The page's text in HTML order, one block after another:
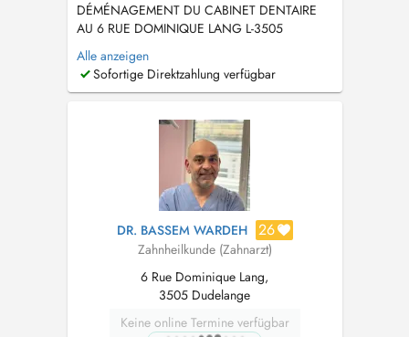
DÉMÉNAGEMENT DU CABINET DENTAIRE
AU 6 RUE DOMINIQUE LANG L-3505
DUDELANGE A PARTIR DU 15/06/2026
URGENCE SOIR/WEEK END : +352 621 640
049 PRISE DE RDV PAR
640 049 TIERS PAYANT DISPONIBLE,
AUCUNE AVANCE DE FRAIS SUR LA PART
CNS Traitements de racines - Dé...
Alle anzeigen
Sofortige Direktzahlung verfügbar
DR. BASSEM WARDEH 26
Zahnheilkunde (Zahnarzt)
6 Rue Dominique Lang,
3505 Dudelange
Keine online Termine verfügbar